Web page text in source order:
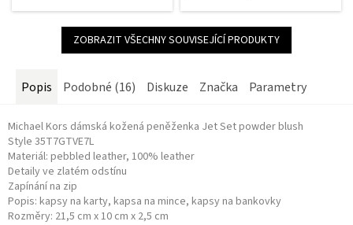
ZOBRAZIT VŠECHNY SOUVISEJÍCÍ PRODUKTY
Popis Podobné (16) Diskuze Značka Parametry
Michael Kors dámská kožená peněženka Jet Set powder blush
Style 35T7GTVE7L
Materiál: pebbled leather, 100% leather
Detaily ve zlatém odstínu
Zapínání na zip
Popis: kapsy na karty, kapsa na mince, kapsy na bankovky
Rozměry: 21,5 cm x 10 cm x 2,5 cm